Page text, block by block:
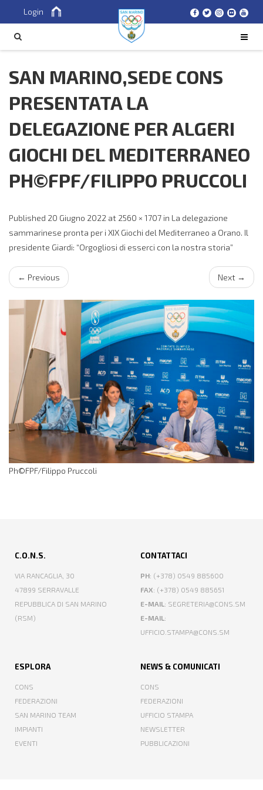
Login
SAN MARINO,SEDE CONS
PRESENTATA LA
DELEGAZIONE PER ALGERI
GIOCHI DEL MEDITERRANEO
PH©FPF/FILIPPO PRUCCOLI
Published 20 Giugno 2022 at 2560 × 1707 in La delegazione
sammarinese pronta per i XIX Giochi del Mediterraneo a Orano. Il
presidente Giardi: “Orgogliosi di esserci con la nostra storia”
← Previous Next →
Ph©FPF/Filippo Pruccoli
C.O.N.S.
VIA RANCAGLIA, 30
47899 SERRAVALLE
REPUBBLICA DI SAN MARINO
(RSM)
CONTATTACI
PH: (+378) 0549 885600
FAX: (+378) 0549 885651
E-MAIL: SEGRETERIA@CONS.SM
E-MAIL:
UFFICIO.STAMPA@CONS.SM
ESPLORA
CONS
FEDERAZIONI
SAN MARINO TEAM
IMPIANTI
EVENTI
NEWS & COMUNICATI
CONS
FEDERAZIONI
UFFICIO STAMPA
NEWSLETTER
PUBBLICAZIONI